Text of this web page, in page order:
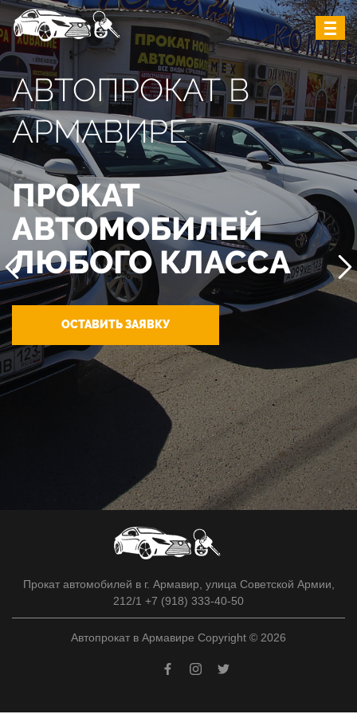
АВТОПРОКАТ В
АРМАВИРЕ
ПРОКАТ
АВТОМОБИЛЕЙ
ЛЮБОГО КЛАССА
ОСТАВИТЬ ЗАЯВКУ
Прокат автомобилей в г. Армавир, улица Советской Армии,
212/1 +7 (918) 333-40-50
Автопрокат в Армавире Copyright © 2026